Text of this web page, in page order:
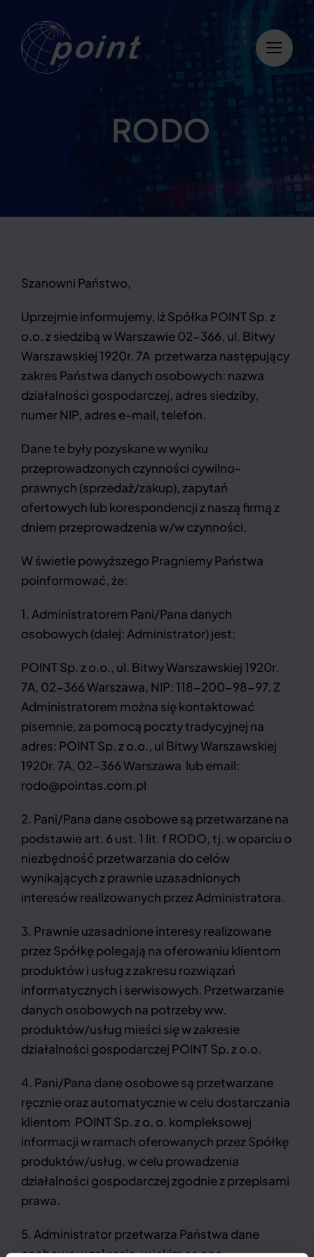
zawartości
RODO
Szanowni Państwo,
Uprzejmie informujemy, iż Spółka POINT Sp. z
o.o. z siedzibą w Warszawie 02-366, ul. Bitwy
Warszawskiej 1920r. 7A przetwarza następujący
zakres Państwa danych osobowych: nazwa
działalności gospodarczej, adres siedziby,
numer NIP, adres e-mail, telefon.
Dane te były pozyskane w wyniku
przeprowadzonych czynności cywilno-
prawnych (sprzedaż/zakup), zapytań
ofertowych lub korespondencji z naszą firmą z
dniem przeprowadzenia w/w czynności.
W świetle powyższego Pragniemy Państwa
poinformować, że:
1. Administratorem Pani/Pana danych
osobowych (dalej: Administrator) jest:
POINT Sp. z o.o., ul. Bitwy Warszawskiej 1920r.
7A, 02-366 Warszawa, NIP: 118-200-98-97. Z
Administratorem można się kontaktować
pisemnie, za pomocą poczty tradycyjnej na
adres: POINT Sp. z o.o., ul Bitwy Warszawskiej
1920r. 7A, 02-366 Warszawa lub email:
rodo@pointas.com.pl
2. Pani/Pana dane osobowe są przetwarzane na
podstawie art. 6 ust. 1 lit. f RODO, tj. w oparciu o
niezbędność przetwarzania do celów
wynikających z prawnie uzasadnionych
interesów realizowanych przez Administratora.
3. Prawnie uzasadnione interesy realizowane
przez Spółkę polegają na oferowaniu klientom
produktów i usług z zakresu rozwiązań
informatycznych i serwisowych. Przetwarzanie
danych osobowych na potrzeby ww.
produktów/usług mieści się w zakresie
działalności gospodarczej POINT Sp. z o.o.
4. Pani/Pana dane osobowe są przetwarzane
ręcznie oraz automatycznie w celu dostarczania
klientom POINT Sp. z o. o. kompleksowej
informacji w ramach oferowanych przez Spółkę
produktów/usług, w celu prowadzenia
działalności gospodarczej zgodnie z przepisami
prawa.
5. Administrator przetwarza Państwa dane
osobowe w zakresie, w jakim są one